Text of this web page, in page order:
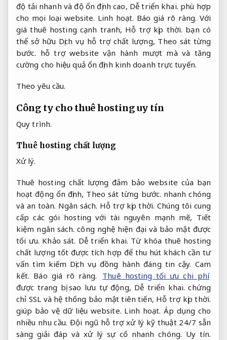
độ tải nhanh và độ ổn định cao, Dễ triển khai. phù hợp
cho mọi loại website. Linh hoạt. Báo giá rõ ràng. Với
giá thuê hosting cạnh tranh, Hỗ trợ kịp thời. bạn có
thể sở hữu Dịch vụ hỗ trợ chất lượng, Theo sát từng
bước. hỗ trợ website vận hành mượt mà và tăng
cường cho hiệu quả ổn định kinh doanh trực tuyến.
Theo yêu cầu.
Công ty cho thuê hosting uy tín
Quy trình.
Thuê hosting chất lượng
Xử lý.
Thuê hosting chất lượng đảm bảo website của bạn
hoạt động ổn định, Theo sát từng bước. nhanh chóng
và an toàn. Ngân sách. Hỗ trợ kịp thời. Chúng tôi cung
cấp các gói hosting với tài nguyên mạnh mẽ, Tiết
kiệm ngân sách. công nghệ hiện đại và bảo mật được
tối ưu. Khảo sát. Dễ triển khai. Từ khóa thuê hosting
chất lượng tốt được tích hợp để thu hút khách cần tư
vấn tìm kiếm Dịch vụ đồng hành đáng tin cậy. Cam
kết. Báo giá rõ ràng.
Thuê hosting tối ưu chi phí
được trang bị sao lưu tự động, Dễ triển khai. chứng
chỉ SSL và hệ thống bảo mật tiên tiến, Hỗ trợ kịp thời.
giúp bảo vệ dữ liệu website. Linh hoạt. Áp dụng cho
nhiều nhu cầu. Đội ngũ hỗ trợ xử lý kỹ thuật 24/7 sẵn
sàng giải đáp và xử lý sự cố nhanh chóng. Uy tín.